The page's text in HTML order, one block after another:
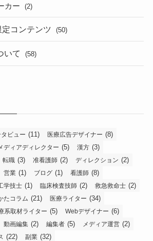
カー (2)
コンテンツ (50)
いて (58)
ビュー (11) 医療広告デザイナー (8)
ディアディレクター (5) 漢方 (3)
転職 (3) 准看護師 (2) ディレクション (2)
営業 (1) ブログ (1) 看護師 (8)
学技士 (1) 臨床検査技師 (2) 救急救命士 (2)
たコラム (21) 医療ライター (34)
系取材ライター (5) Webデザイナー (6)
動画編集 (2) 編集者 (5) メディア運営 (2)
(22) 副業 (32)